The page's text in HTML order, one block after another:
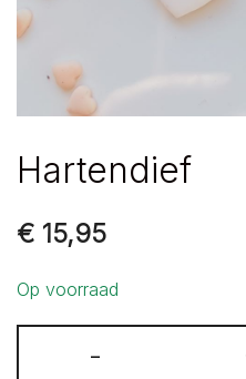
Hartendief
€ 15,95
Op voorraad
-